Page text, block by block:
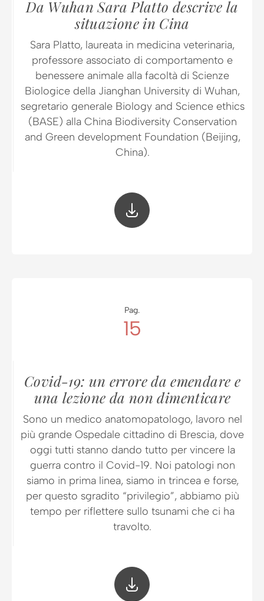
Da Wuhan Sara Platto descrive la
situazione in Cina
Sara Platto, laureata in medicina veterinaria,
professore associato di comportamento e
benessere animale alla facoltà di Scienze
Biologice della Jianghan University di Wuhan,
segretario generale Biology and Science ethics
(BASE) alla China Biodiversity Conservation
and Green development Foundation (Beijing,
China).
Pag.
15
Covid-19: un errore da emendare e
una lezione da non dimenticare
Sono un medico anatomopatologo, lavoro nel
più grande Ospedale cittadino di Brescia, dove
oggi tutti stanno dando tutto per vincere la
guerra contro il Covid-19. Noi patologi non
siamo in prima linea, siamo in trincea e forse,
per questo sgradito “privilegio”, abbiamo più
tempo per riflettere sullo tsunami che ci ha
travolto.